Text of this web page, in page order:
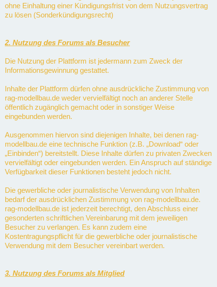
ohne Einhaltung einer Kündigungsfrist von dem Nutzungsvertrag
zu lösen (Sonderkündigungsrecht)
2. Nutzung des Forums als Besucher
Die Nutzung der Plattform ist jedermann zum Zweck der
Informationsgewinnung gestattet.
Inhalte der Plattform dürfen ohne ausdrückliche Zustimmung von
rag-modellbau.de weder vervielfältigt noch an anderer Stelle
öffentlich zugänglich gemacht oder in sonstiger Weise
eingebunden werden.
Ausgenommen hiervon sind diejenigen Inhalte, bei denen rag-
modellbau.de eine technische Funktion (z.B. „Download“ oder
„Einbinden“) bereitstellt. Diese Inhalte dürfen zu privaten Zwecken
vervielfältigt oder eingebunden werden. Ein Anspruch auf ständige
Verfügbarkeit dieser Funktionen besteht jedoch nicht.
Die gewerbliche oder journalistische Verwendung von Inhalten
bedarf der ausdrücklichen Zustimmung von rag-modellbau.de.
rag-modellbau.de ist jederzeit berechtigt, den Abschluss einer
gesonderten schriftlichen Vereinbarung mit dem jeweiligen
Besucher zu verlangen. Es kann zudem eine
Kostentragungspflicht für die gewerbliche oder journalistische
Verwendung mit dem Besucher vereinbart werden.
3. Nutzung des Forums als Mitglied